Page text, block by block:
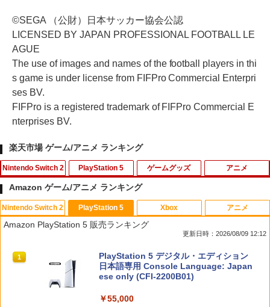
©SEGA （公財）日本サッカー協会公認
LICENSED BY JAPAN PROFESSIONAL FOOTBALL LE
AGUE
The use of images and names of the football players in thi
s game is under license from FIFPro Commercial Enterpri
ses BV.
FIFPro is a registered trademark of FIFPro Commercial E
nterprises BV.
楽天市場 ゲーム/アニメ ランキング
Nintendo Switch 2
1
スパイク・チュンソフト 【Switch2】サ
イバーパンク2077 アルティメットエデ
ィション [BEE-P-AAE7B NSW2 サイバ-
￥7,680
PlayStation 5
1
シティーズ：スカイライン リマスター
ジャパン・スペシャル・エディション
RIDE 6
ゲームグッズ
1
【中古】ポケパークWii ~ピカチュウの大
冒険~ (特典無し)
アニメ
1
【中古】ギルティクラウン 2（完全生
産限定版）/Blu−ray Disc/ANZX-3803
★【中古】ズートピア Blu-ray [レンタル
Amazon ゲーム/アニメ ランキング
Nintendo Switch 2
1
スプラトゥーン レイダース|オンライン
コード版
PlayStation 5
Amazon PlayStation 5 販売ランキング
更新日時：2026/08/09 12:12
1
PlayStation 5 デジタル・エディション
日本語専用 Console Language: Japan
ese only (CFI-2200B01)
￥55,000
Xbox アニメ